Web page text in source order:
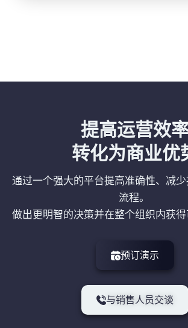
提高运营效
转化为商业优
通过一个强大的平台提高准确性、减
流程。
做出更明智的决策并在整个组织内获得
预订演示
与销售人员交谈